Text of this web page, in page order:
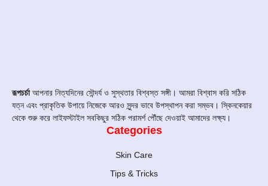
রূপচর্চাআপনার নিত্যদিনের সৌন্দর্য ও সুস্থতার বিশ্বস্ত সঙ্গী। আমরা বিশ্বাস করি সঠিক
যত্ন এবং প্রাকৃতিক উপায়ে নিজেকে আরও সুন্দর ভাবে উপস্থাপন করা সম্ভব। স্কিনকেয়ার
থেকে শুরু করে লাইফস্টাইল সবকিছুর সঠিক পরামর্শ পৌঁছে দেওয়াই আমাদের লক্ষ্য।
Categories
Skin Care
Tips & Tricks